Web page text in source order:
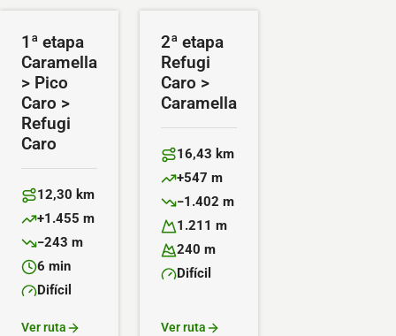
1ª etapa
Caramella
> Pico
Caro >
Refugi
Caro
Distancia:
12,30 km
Desnivel positivo:
+1.455 m
Desnivel negativo:
−243 m
Duración:
6 min
Dificultad:
Difícil
Ver ruta
2ª etapa
Refugi
Caro >
Caramella
Distancia:
16,43 km
Desnivel positivo:
+547 m
Desnivel negativo:
−1.402 m
Altitud máxima:
1.211 m
Altitud mínima:
240 m
Dificultad:
Difícil
Ver ruta